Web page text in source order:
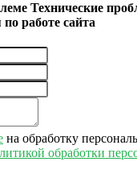
Технические
работе сайта
на обработку
обработки